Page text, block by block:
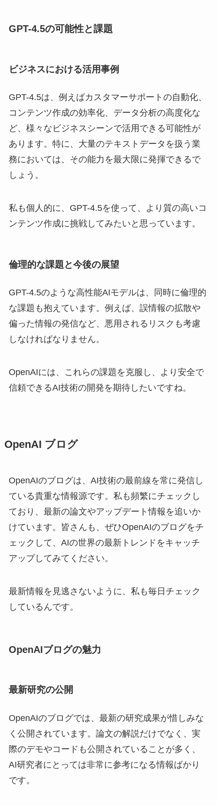
GPT-4.5の可能性と課題
ビジネスにおける活用事例
GPT-4.5は、例えばカスタマーサポートの自動化、
コンテンツ作成の効率化、データ分析の高度化な
ど、様々なビジネスシーンで活用できる可能性が
あります。特に、大量のテキストデータを扱う業
務においては、その能力を最大限に発揮できるで
しょう。
私も個人的に、GPT-4.5を使って、より質の高いコ
ンテンツ作成に挑戦してみたいと思っています。
倫理的な課題と今後の展望
GPT-4.5のような高性能AIモデルは、同時に倫理的
な課題も抱えています。例えば、誤情報の拡散や
偏った情報の発信など、悪用されるリスクも考慮
しなければなりません。
OpenAIには、これらの課題を克服し、より安全で
信頼できるAI技術の開発を期待したいですね。
OpenAI ブログ
OpenAIのブログは、AI技術の最前線を常に発信し
ている貴重な情報源です。私も頻繁にチェックし
ており、最新の論文やアップデート情報を追いか
けています。皆さんも、ぜひOpenAIのブログをチ
ェックして、AIの世界の最新トレンドをキャッチ
アップしてみてください。
最新情報を見逃さないように、私も毎日チェック
しているんです。
OpenAIブログの魅力
最新研究の公開
OpenAIのブログでは、最新の研究成果が惜しみな
く公開されています。論文の解説だけでなく、実
際のデモやコードも公開されていることが多く、
AI研究者にとっては非常に参考になる情報ばかり
です。